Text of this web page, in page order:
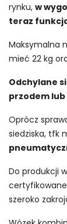
rynku, w
teraz
Maksymalna
mieć 22 kg
Odchylane
przodem
Oprócz
siedziska, tfk
Do produkcji
szeroko